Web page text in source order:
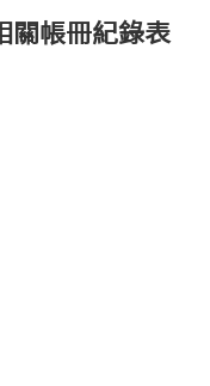
關帳冊紀錄表